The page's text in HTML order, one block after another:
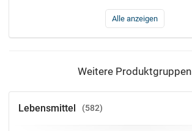
Alle anzeigen
Weitere Produktgruppen
Lebensmittel 582